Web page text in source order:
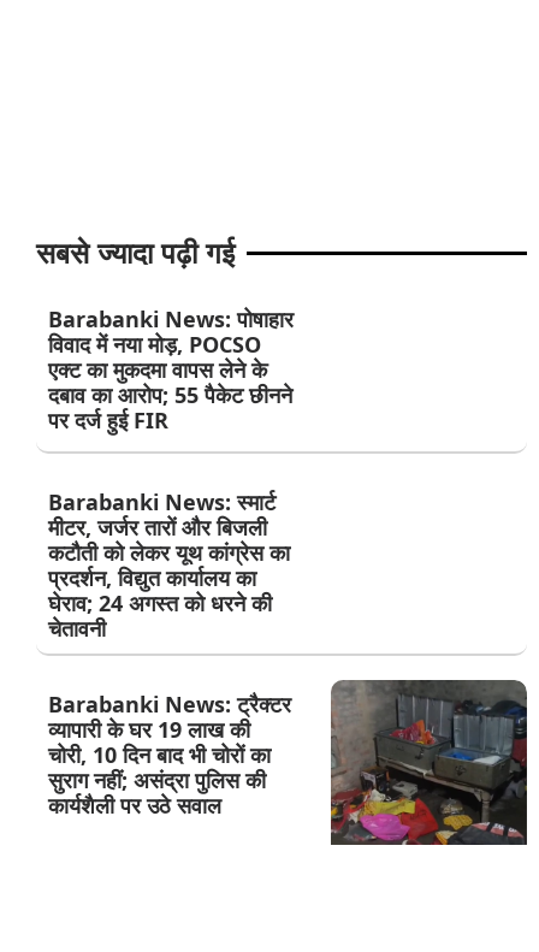
सबसे ज्यादा पढ़ी गई
Barabanki News: पोषाहार
विवाद में नया मोड़, POCSO
एक्ट का मुकदमा वापस लेने के
दबाव का आरोप; 55 पैकेट छीनने
पर दर्ज हुई FIR
Barabanki News: स्मार्ट
मीटर, जर्जर तारों और बिजली
कटौती को लेकर यूथ कांग्रेस का
प्रदर्शन, विद्युत कार्यालय का
घेराव; 24 अगस्त को धरने की
चेतावनी
Barabanki News: ट्रैक्टर
व्यापारी के घर 19 लाख की
चोरी, 10 दिन बाद भी चोरों का
सुराग नहीं; असंद्रा पुलिस की
कार्यशैली पर उठे सवाल